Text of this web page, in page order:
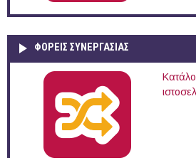
ΦΟΡΕΙΣ ΣΥΝΕΡΓΑΣΙΑΣ